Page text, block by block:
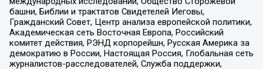
башни, Библии и трактатов Свидетелей Иеговы,
Гражданский Совет, Центр анализа европейской политики,
Академическая сеть Восточная Европа, Российский
комитет действия, РЭНД корпорейшн, Русская Америка за
демократию в России, Настоящая Россия, Глобальная сеть
журналистов-расследователей, Служба поддержки,